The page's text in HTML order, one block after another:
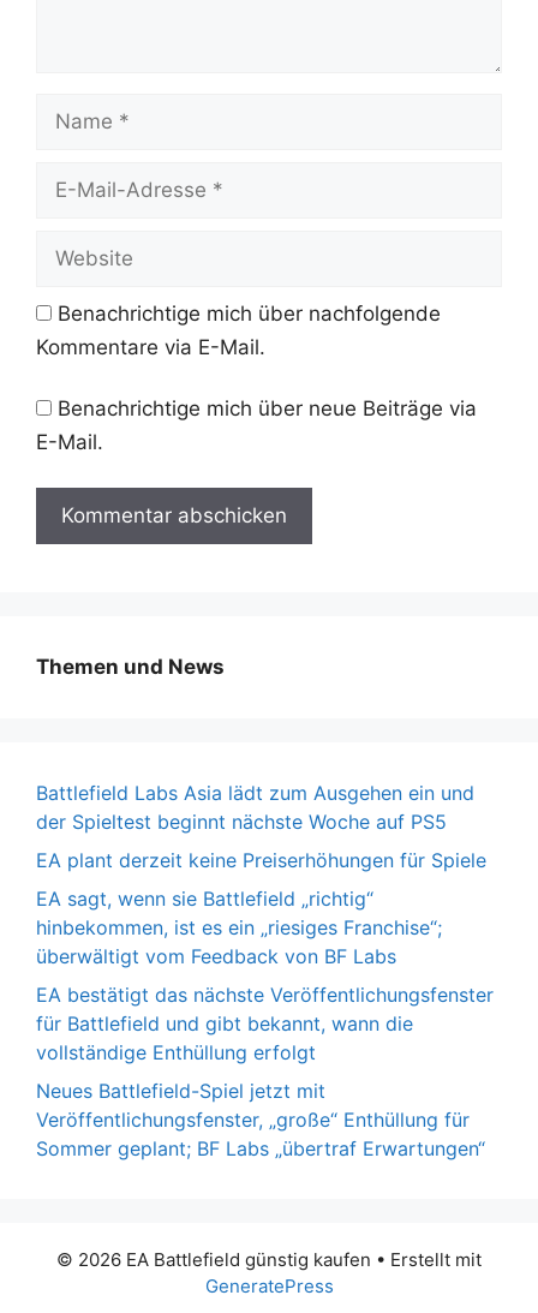
Name
Website
Benachrichtige mich über nachfolgende
Kommentare via E-Mail.
Benachrichtige mich über neue Beiträge via
E-Mail.
Themen und News
Battlefield Labs Asia lädt zum Ausgehen ein und
der Spieltest beginnt nächste Woche auf PS5
EA plant derzeit keine Preiserhöhungen für Spiele
EA sagt, wenn sie Battlefield „richtig“
hinbekommen, ist es ein „riesiges Franchise“;
überwältigt vom Feedback von BF Labs
EA bestätigt das nächste Veröffentlichungsfenster
für Battlefield und gibt bekannt, wann die
vollständige Enthüllung erfolgt
Neues Battlefield-Spiel jetzt mit
Veröffentlichungsfenster, „große“ Enthüllung für
Sommer geplant; BF Labs „übertraf Erwartungen“
© 2026 EA Battlefield günstig kaufen • Erstellt mit
GeneratePress